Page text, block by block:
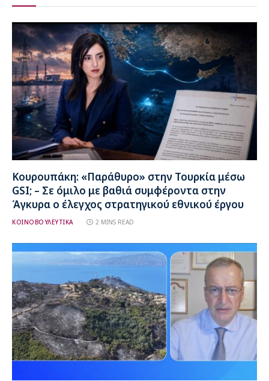
Κουρουπάκη: «Παράθυρο» στην Τουρκία μέσω
GSI; – Σε όμιλο με βαθιά συμφέροντα στην
Άγκυρα ο έλεγχος στρατηγικού εθνικού έργου
ΚΟΙΝΟΒΟΥΛΕΥΤΙΚΑ 2 MINS READ